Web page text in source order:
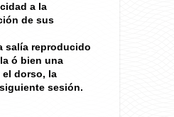
a la
de sus
salía reproducido
ó bien una
el dorso, la
sesión.